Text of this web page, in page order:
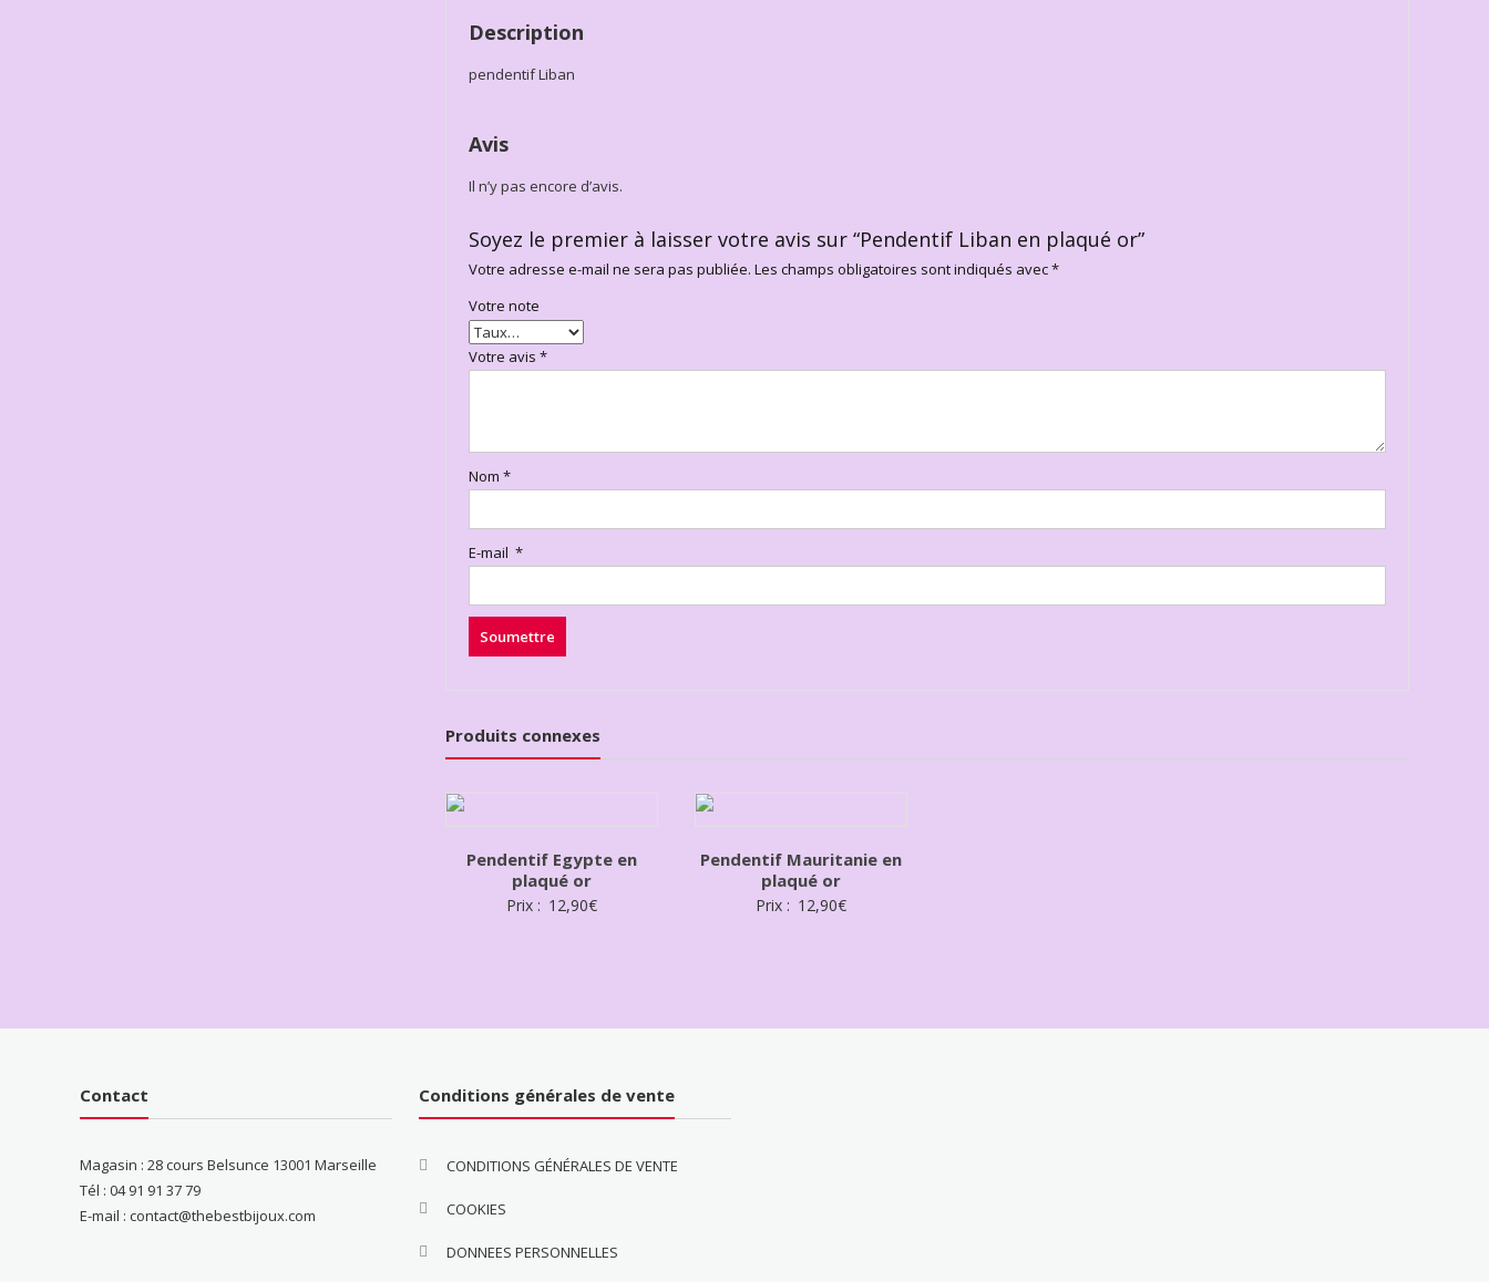
Description
pendentif Liban
Avis
Il n’y pas encore d’avis.
Soyez le premier à laisser votre avis sur “Pendentif Liban en plaqué or”
Votre adresse e-mail ne sera pas publiée. Les champs obligatoires sont indiqués avec*
Votre note
Votre avis *
Nom *
E-mail *
Produits connexes
Pendentif Egypte en
plaqué or
Prix : 12,90€
Pendentif Mauritanie en
plaqué or
Prix : 12,90€
Contact
Magasin : 28 cours Belsunce 13001 Marseille
Tél : 04 91 91 37 79
E-mail : contact@thebestbijoux.com
Conditions générales de vente
CONDITIONS GÉNÉRALES DE VENTE
COOKIES
DONNEES PERSONNELLES